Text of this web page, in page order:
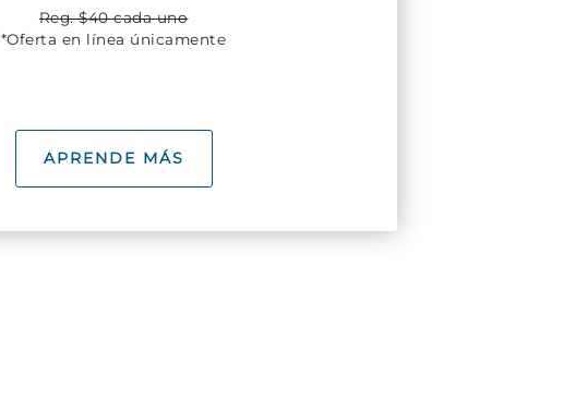
Reg. $40 cada uno
*Oferta en línea únicamente
APRENDE MÁS